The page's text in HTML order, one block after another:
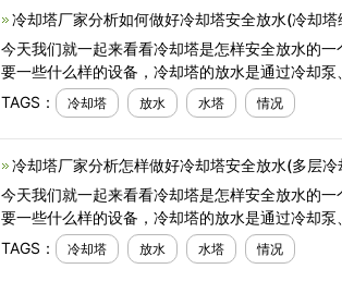
冷却塔厂家分析如何做好冷却塔安全放水(冷却塔
今天我们就一起来看看冷却塔是怎样安全放水的
要一些什么样的设备，冷却塔的放水是通过冷却
TAGS：
冷却塔 放水 水塔 情况
冷却塔厂家分析怎样做好冷却塔安全放水(多层冷
今天我们就一起来看看冷却塔是怎样安全放水的
要一些什么样的设备，冷却塔的放水是通过冷却
TAGS：
冷却塔 放水 水塔 情况